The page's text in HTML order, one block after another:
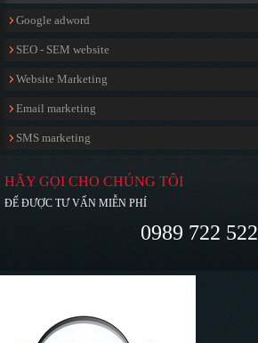
Google adword
SEO - SEM website
Website Marketing
Email marketing
SMS marketing
HÃY GỌI CHO CHÚNG TÔI
ĐỂ ĐƯỢC TƯ VẤN MIỄN PHÍ
0989 722 522